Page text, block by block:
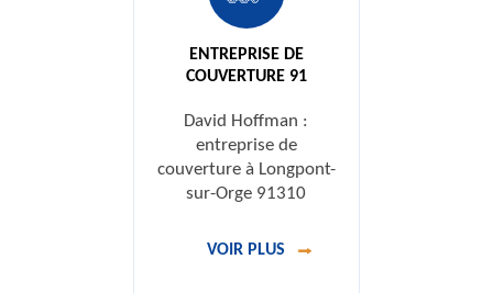
ENTREPRISE DE
COUVERTURE 91
David Hoffman :
entreprise de
couverture à Longpont-
sur-Orge 91310
VOIR PLUS